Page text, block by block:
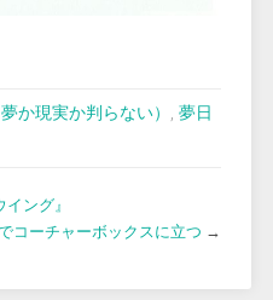
か現実か判らない） , 夢日
ング』
コーチャーボックスに立つ →